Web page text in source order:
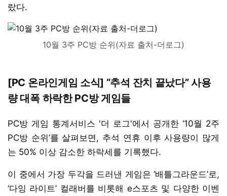
랐다.
10월 3주 PC방 순위(자료 출처-더로그)
[PC 온라인게임 소식] “추석 잔치 끝났다” 사용
량 대폭 하락한 PC방 게임들
PC방 게임 통계서비스 '더 로그'에서 공개한 ‘10월 2주
PC방 순위’를 살펴보면, 추석 연휴 이후 사용량이 많게
는 50% 이상 감소한 하락세를 기록했다.
이 중에서 가장 두각을 드러낸 게임은 ‘배틀그라운드’로,
‘다잉 라이트’ 컬래버를 비롯해 e스포츠 및 다양한 이벤